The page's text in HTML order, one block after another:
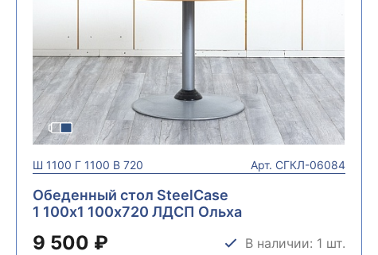
Ш 1100 Г 1100 В 720 Арт. СГКЛ-06084
Обеденный стол SteelCase
1 100х1 100х720 ЛДСП Ольха
9 500 ₽ В наличии: 1 шт.